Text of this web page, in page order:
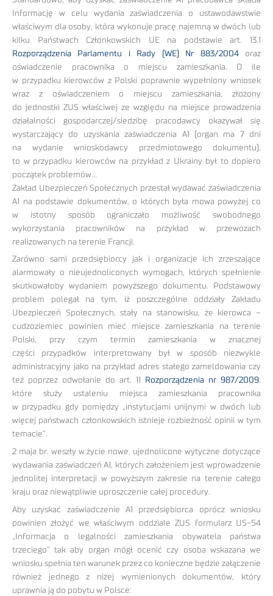
Informację w celu wydania zaświadczenia o ustawodawstwie
właściwym dla osoby, która wykonuje pracę najemną w dwóch lub
kilku Państwach Członkowskich UE na podstawie art. 13.1
Rozporządzenia Parlamentu i Rady (WE) Nr 883/2004oraz
oświadczenie pracownika o miejscu zamieszkania. O ile
w przypadku kierowców z Polski poprawnie wypełniony wniosek
wraz z oświadczeniem o miejscu zamieszkania, złożony
do jednostki ZUS właściwej ze względu na miejsce prowadzenia
działalności gospodarczej/siedzibę pracodawcy okazywał się
wystarczający do uzyskania zaświadczenia A1 (organ ma 7 dni
na wydanie wnioskodawcy przedmiotowego dokumentu),
to w przypadku kierowców na przykład z Ukrainy był to dopiero
początek problemów…
Zakład Ubezpieczeń Społecznych przestał wydawać zaświadczenia
A1 na podstawie dokumentów, o których była mowa powyżej co
w istotny sposób ograniczało możliwość swobodnego
wykorzystania pracowników na przykład w przewozach
realizowanych na terenie Francji.
Zarówno sami przedsiębiorcy jak i organizacje ich zrzeszające
alarmowały o nieujednoliconych wymogach, których spełnienie
skutkowałoby wydaniem powyższego dokumentu. Podstawowy
problem polegał na tym, iż poszczególne oddziały Zakładu
Ubezpieczeń Społecznych, stały na stanowisku, że kierowca –
cudzoziemiec powinien mieć miejsce zamieszkania na terenie
Polski, przy czym termin zamieszkania w znacznej
części przypadków interpretowany był w sposób niezwykle
administracyjny jako na przykład adres stałego zameldowania czy
też poprzez odwołanie do art. 11
Rozporządzenia nr 987/2009,
które służy ustaleniu miejsca zamieszkania pracownika
w przypadku gdy pomiędzy „instytucjami unijnymi w dwóch lub
więcej państwach członkowskich istnieje rozbieżność opinii w tym
temacie”.
2 maja br. weszły w życie nowe, ujednolicone wytyczne dotyczące
wydawania zaświadczeń A1, których założeniem jest wprowadzenie
jednolitej interpretacji w powyższym zakresie na terenie całego
kraju oraz niewątpliwie uproszczenie całej procedury.
Aby uzyskać zaświadczenie A1 przedsiębiorca oprócz wniosku
powinien złożyć we właściwym oddziale ZUS formularz US-54
„Informacja o legalności zamieszkania obywatela państwa
trzeciego” tak aby organ mógł ocenić czy osoba wskazana we
wniosku spełnia ten warunek przez co konieczne będzie załączenie
również jednego z niżej wymienionych dokumentów, który
uprawnia ją do pobytu w Polsce: